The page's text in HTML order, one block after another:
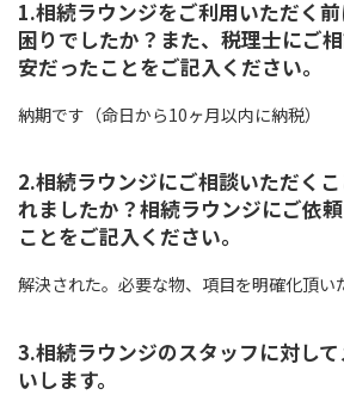
新
日
時
:
1.相続ラウンジをご利用いただく
困りでしたか？また、税理士にご
安だったことをご記入ください。
納期です（命日から10ヶ月以内に納税）
2.相続ラウンジにご相談いただく
れましたか？相続ラウンジにご依
ことをご記入ください。
解決された。必要な物、項目を明確化頂い
3.相続ラウンジのスタッフに対し
いします。